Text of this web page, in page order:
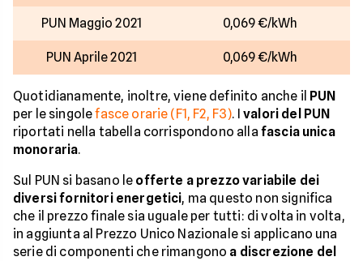
PUN Maggio 2021 0,069 €/kWh
PUN Aprile 2021 0,069 €/kWh
Quotidianamente, inoltre, viene definito anche il PUN
per le singolefasce orarie (F1, F2, F3). Ivalori del PUN
riportati nella tabella corrispondono alla fascia unica
monoraria.
Sul PUN si basano le offerte a prezzo variabile dei
diversi fornitori energetici, ma questo non significa
che il prezzo finale sia uguale per tutti: di volta in volta,
in aggiunta al Prezzo Unico Nazionale si applicano una
serie di componenti che rimangono a discrezione del